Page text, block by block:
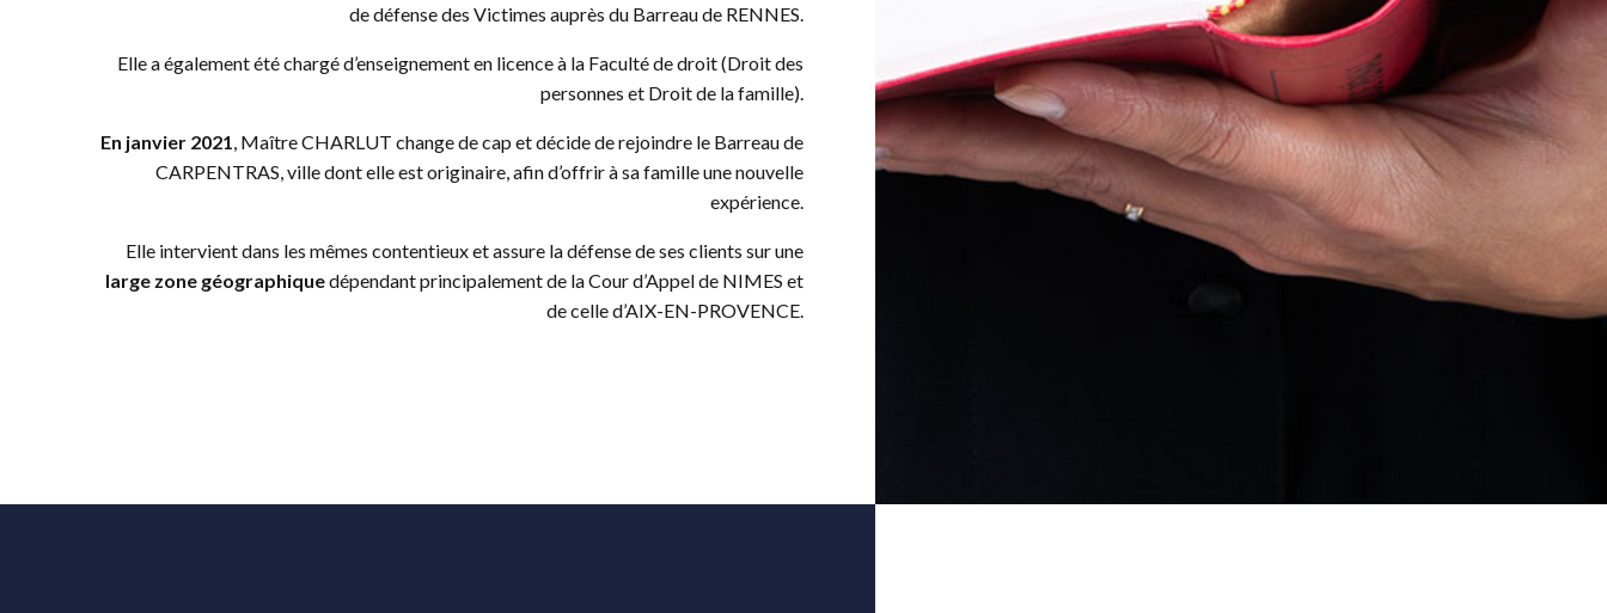
de défense des Victimes auprès du Barreau de RENNES.
Elle a également été chargé d’enseignement en licence à la Faculté de droit (Droit des
personnes et Droit de la famille).
En janvier 2021, Maître CHARLUT change de cap et décide de rejoindre le Barreau de
CARPENTRAS, ville dont elle est originaire, afin d’offrir à sa famille une nouvelle
expérience.
Elle intervient dans les mêmes contentieux et assure la défense de ses clients sur une
large zone géographiquedépendant principalement de la Cour d’Appel de NIMES et
de celle d’AIX-EN-PROVENCE.